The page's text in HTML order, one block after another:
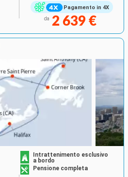
Pagamento in 4X
da 2 639 €
Intrattenimento esclusivo
a bordo
Pensione completa